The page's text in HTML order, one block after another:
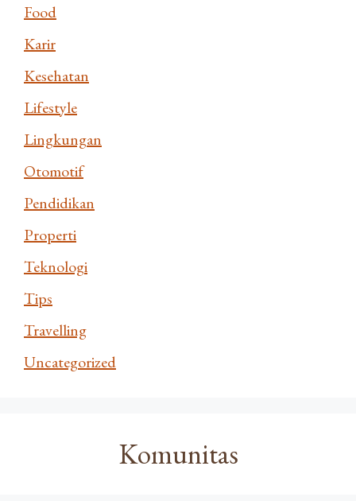
Food
Karir
Kesehatan
Lifestyle
Lingkungan
Otomotif
Pendidikan
Properti
Teknologi
Tips
Travelling
Uncategorized
Komunitas